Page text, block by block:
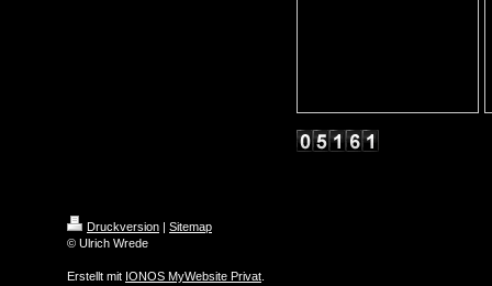
Druckversion | Sitemap
© Ulrich Wrede
Erstellt mit IONOS MyWebsite Privat